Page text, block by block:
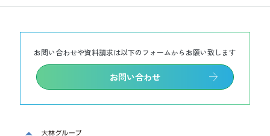
お問い合わせや資料請求は以下のフォームからお願い致します
お問い合わせ